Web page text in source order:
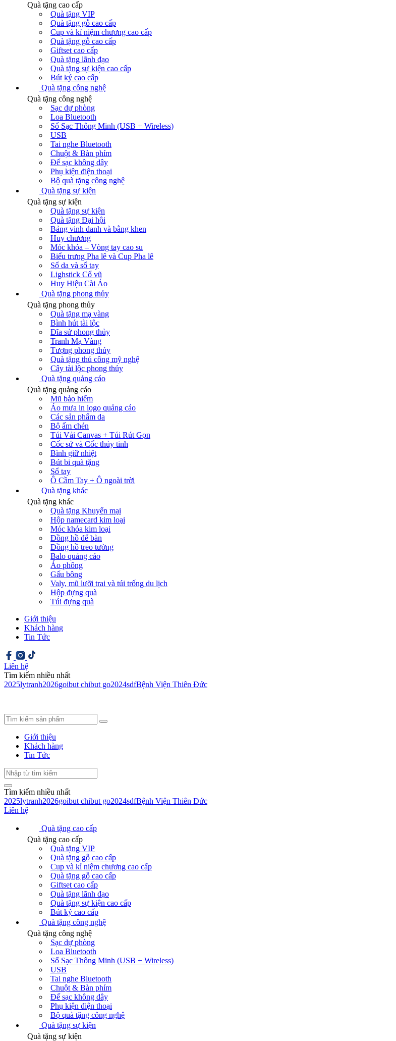
Quà tặng cao cấp
Quà tặng VIP
Quà tặng gỗ cao cấp
Cup và kỉ niệm chương cao cấp
Quà tặng gỗ cao cấp
Giftset cao cấp
Quà tặng lãnh đạo
Quà tặng sự kiện cao cấp
Bút ký cao cấp
Quà tặng công nghệ
Quà tặng công nghệ
Sạc dự phòng
Loa Bluetooth
Sổ Sạc Thông Minh (USB + Wireless)
USB
Tai nghe Bluetooth
Chuột & Bàn phím
Đế sạc không dây
Phụ kiện điện thoại
Bộ quà tặng công nghệ
Quà tặng sự kiện
Quà tặng sự kiện
Quà tặng sự kiện
Quà tặng Đại hội
Bảng vinh danh và bằng khen
Huy chương
Móc khóa – Vòng tay cao su
Biểu trưng Pha lê và Cup Pha lê
Sổ da và sổ tay
Lighstick Cổ vũ
Huy Hiệu Cài Áo
Quà tặng phong thủy
Quà tặng phong thủy
Quà tặng mạ vàng
Bình hút tài lộc
Đĩa sứ phong thủy
Tranh Mạ Vàng
Tượng phong thủy
Quà tặng thủ công mỹ nghệ
Cây tài lộc phong thủy
Quà tặng quảng cáo
Quà tặng quảng cáo
Mũ bảo hiểm
Áo mưa in logo quảng cáo
Các sản phẩm da
Bộ ấm chén
Túi Vải Canvas + Túi Rút Gọn
Cốc sứ và Cốc thủy tinh
Bình giữ nhiệt
Bút bi quà tặng
Sổ tay
Ô Cầm Tay + Ô ngoài trời
Quà tặng khác
Quà tặng khác
Quà tặng Khuyến mại
Hộp namecard kim loại
Móc khóa kim loại
Đồng hồ để bàn
Đồng hồ treo tường
Balo quảng cáo
Áo phông
Gấu bông
Valy, mũ lưỡi trai và túi trống du lịch
Hộp đựng quà
Túi đựng quà
Giới thiệu
Khách hàng
Tin Tức
Liên hệ
Tìm kiếm nhiều nhất
2025lytranh2026goibut chibut go2024sdfBệnh Viện Thiên Đức
Giới thiệu
Khách hàng
Tin Tức
Tìm kiếm nhiều nhất
2025lytranh2026goibut chibut go2024sdfBệnh Viện Thiên Đức
Liên hệ
Quà tặng cao cấp
Quà tặng cao cấp
Quà tặng VIP
Quà tặng gỗ cao cấp
Cup và kỉ niệm chương cao cấp
Quà tặng gỗ cao cấp
Giftset cao cấp
Quà tặng lãnh đạo
Quà tặng sự kiện cao cấp
Bút ký cao cấp
Quà tặng công nghệ
Quà tặng công nghệ
Sạc dự phòng
Loa Bluetooth
Sổ Sạc Thông Minh (USB + Wireless)
USB
Tai nghe Bluetooth
Chuột & Bàn phím
Đế sạc không dây
Phụ kiện điện thoại
Bộ quà tặng công nghệ
Quà tặng sự kiện
Quà tặng sự kiện